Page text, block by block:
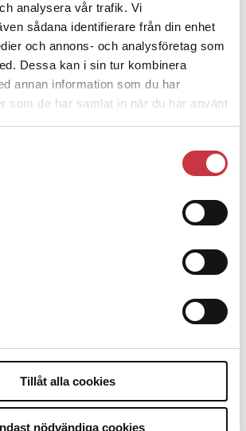
analysera vår trafik. Vi
sådana identifierare från din enhet
och annons- och analysföretag som
Dessa kan i sin tur kombinera
annan information som du har
som de har samlat in när du har använt
Tillåt alla cookies
nödvändiga cookies
Snart 20 år i tjänst – nu
sig grunderna
erkänner fel: ”Kommer att
handlar om
inte evidenskrav som